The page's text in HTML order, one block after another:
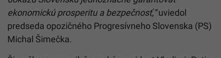
ekonomickú prosperitu a bezpečnosť,“uviedol
predseda opozičného Progresívneho Slovenska (PS)
Michal Šimečka.